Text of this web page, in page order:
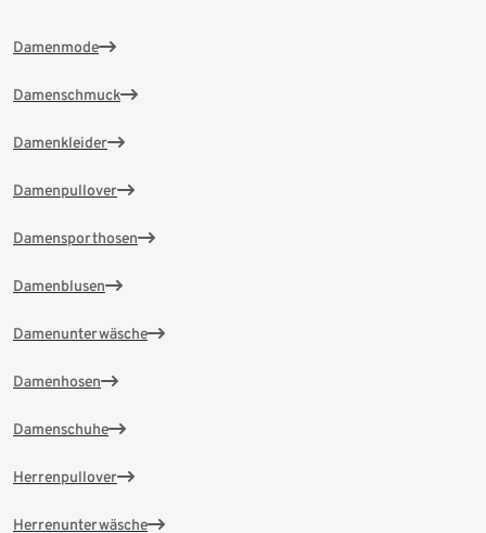
Damenmode
Damenschmuck
Damenkleider
Damenpullover
Damensporthosen
Damenblusen
Damenunterwäsche
Damenhosen
Damenschuhe
Herrenpullover
Herrenunterwäsche